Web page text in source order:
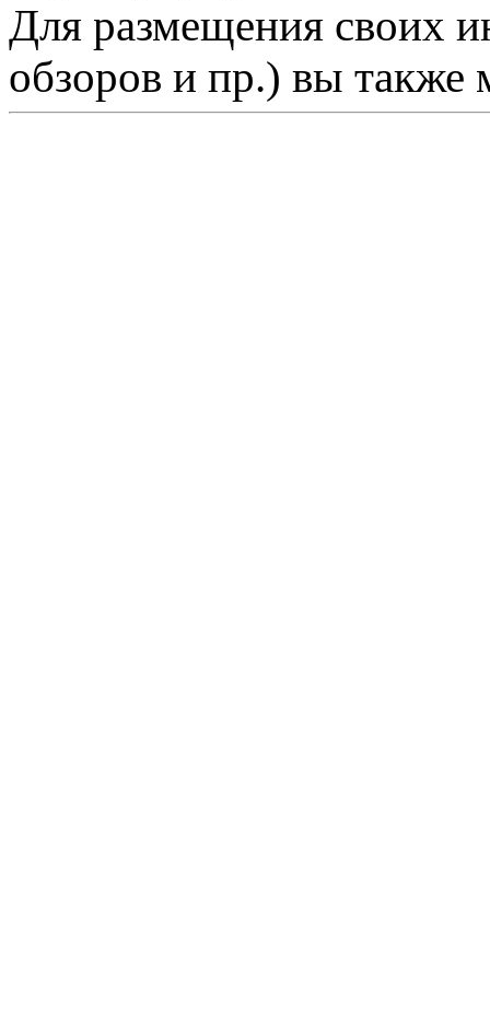
Для размещения своих
обзоров и пр.) вы также